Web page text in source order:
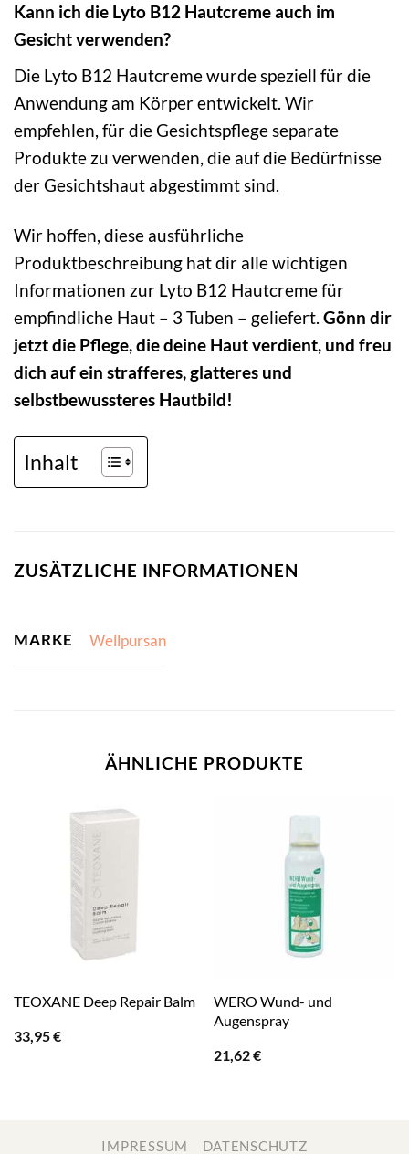
Kann ich die Lyto B12 Hautcreme auch im
Gesicht verwenden?
Die Lyto B12 Hautcreme wurde speziell für die
Anwendung am Körper entwickelt. Wir
empfehlen, für die Gesichtspflege separate
Produkte zu verwenden, die auf die Bedürfnisse
der Gesichtshaut abgestimmt sind.
Wir hoffen, diese ausführliche
Produktbeschreibung hat dir alle wichtigen
Informationen zur Lyto B12 Hautcreme für
empfindliche Haut – 3 Tuben – geliefert. Gönn dir
jetzt die Pflege, die deine Haut verdient, und freu
dich auf ein strafferes, glatteres und
selbstbewussteres Hautbild!
Inhalt
ZUSÄTZLICHE INFORMATIONEN
MARKE Wellpursan
ÄHNLICHE PRODUKTE
TEOXANE Deep Repair Balm
33,95€
WERO Wund- und
Augenspray
21,62€
IMPRESSUM DATENSCHUTZ